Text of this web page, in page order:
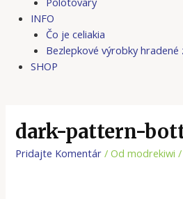
INFO
Čo je celiakia
Bezlepkové výrobky
SHOP
dark-pattern-
Pridajte Komentár / Od modrekiwi/